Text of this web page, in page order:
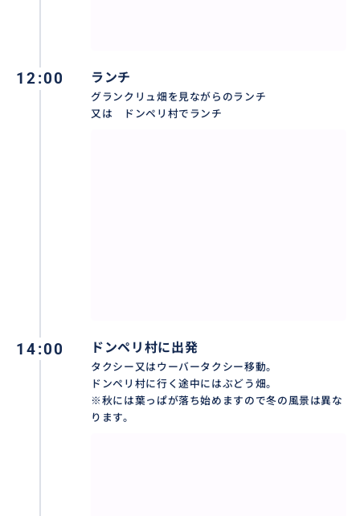
12:00 ランチ
グランクリュ畑を見ながらのランチ
又は ドンペリ村でランチ
14:00 ドンペリ村に出発
タクシー又はウーバータクシー移動。
ドンペリ村に行く途中にはぶどう畑。
※秋には葉っぱが落ち始めますので冬の風景は異な
ります。